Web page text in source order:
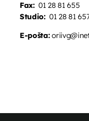
Fax:01 28 81 655
Studio:01 28 81
E-pošta: